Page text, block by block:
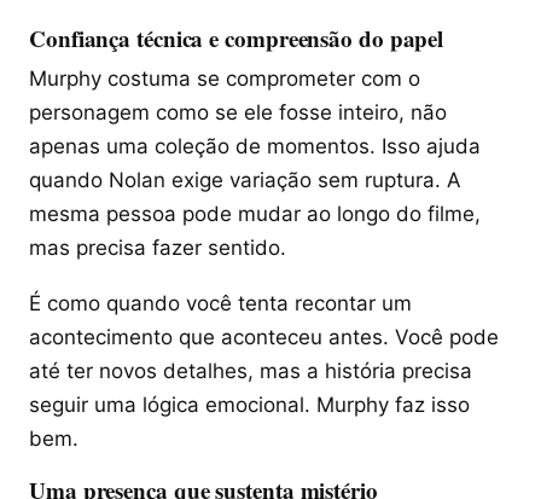
Confiança técnica e compreensão do papel
Murphy costuma se comprometer com o
personagem como se ele fosse inteiro, não
apenas uma coleção de momentos. Isso ajuda
quando Nolan exige variação sem ruptura. A
mesma pessoa pode mudar ao longo do filme,
mas precisa fazer sentido.
É como quando você tenta recontar um
acontecimento que aconteceu antes. Você pode
até ter novos detalhes, mas a história precisa
seguir uma lógica emocional. Murphy faz isso
bem.
Uma presença que sustenta mistério